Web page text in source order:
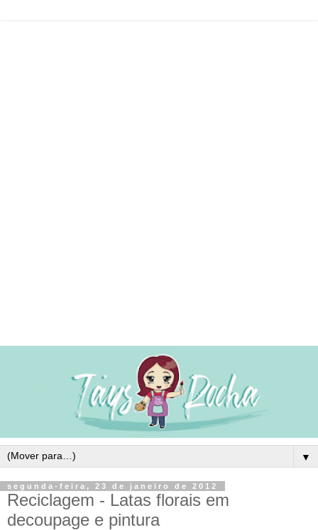
▼
segunda-feira, 23 de janeiro de 2012
Reciclagem - Latas florais em
decoupage e pintura